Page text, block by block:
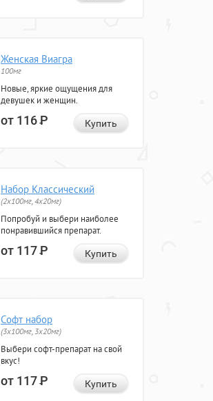
Женская Виагра
100мг
Новые, яркие ощущения для
девушек и женщин.
от 116Р Купить
Набор Классический
(2x100мг, 4x20мг)
Попробуй и выбери наиболее
понравившийся препарат.
от 117Р Купить
Софт набор
(3x100мг, 3x20мг)
Выбери софт-препарат на свой
вкус!
от 117Р Купить